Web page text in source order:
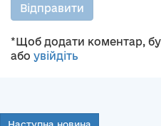
Відправити
*Щоб додати коментар,
або увійдіть
Наступна новина